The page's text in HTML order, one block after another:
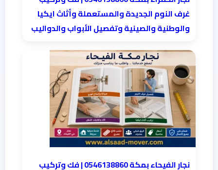
غرف النوم الجديدة والمستعملة وأثاث ايكيا
والوطنية والصينية وتفصيل الأبواب والدواليب
نجار الفيحاء بمكة 0546138860⁩ | فك وتركيب